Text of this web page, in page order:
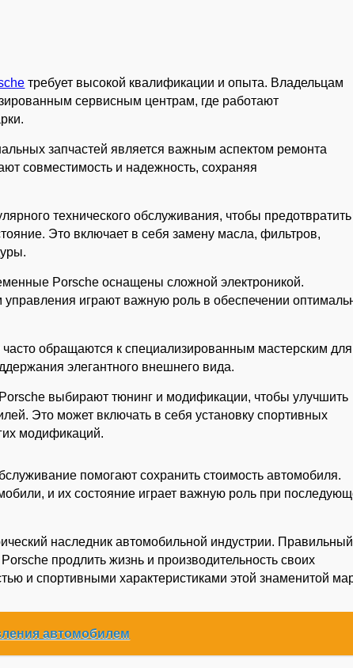
требует высокой квалификации и опыта. Владельцам
сервисным центрам, где работают
запчастей является важным аспектом ремонта
совместимость и надежность, сохраняя
технического обслуживания, чтобы предотвратить
Это включает в себя замену масла, фильтров,
Porsche оснащены сложной электроникой.
играют важную роль в обеспечении
обращаются к специализированным мастерским для
элегантного внешнего вида.
выбирают тюнинг и модификации, чтобы улучшить
Это может включать в себя установку спортивных
модификаций.
помогают сохранить стоимость автомобиля.
и их состояние играет важную роль при
наследник автомобильной индустрии. Правильный
продлить жизнь и производительность своих
и спортивными характеристиками этой знаменитой
автомобилем